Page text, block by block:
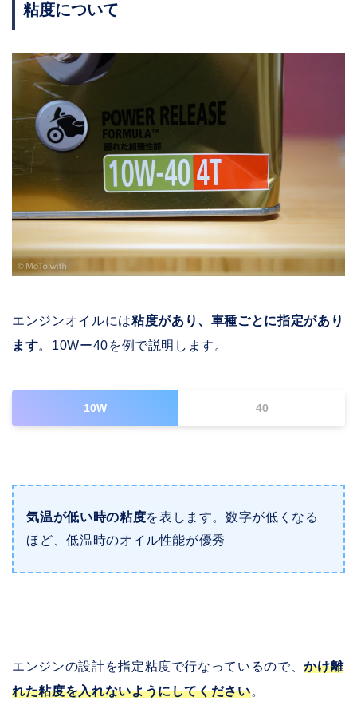
粘度について
エンジンオイルには粘度があり、車種ごとに指定があり
ます。10Wー40を例で説明します。
10W 40
気温が低い時の粘度を表します。数字が低くなる
ほど、低温時のオイル性能が優秀
エンジンの設計を指定粘度で行なっているので、かけ離
れた粘度を入れないようにしてください。